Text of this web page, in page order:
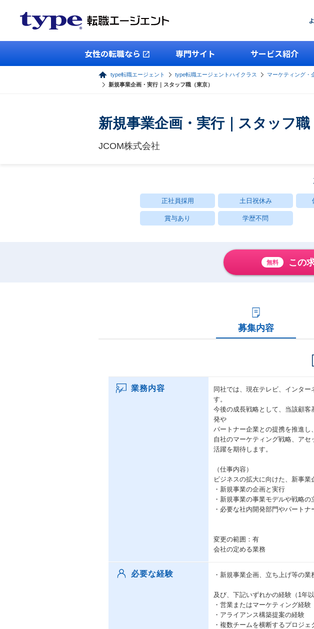
女性の転職なら 専門サイト サービス紹介
type転職エージェント type転職エージェントハイクラス マーケティング・
新規事業企画・実行｜スタッフ職（東京）
新規事業企画・実行｜スタッフ職
JCOM株式会社
正社員採用 土日祝休み
賞与あり 学歴不問
無料 この
募集内容
業務内容
同社では、現在テレビ、インタ
す。
今後の成長戦略として、当該顧
発や
パートナー企業との提携を推進し
自社のマーケティング戦略、ア
活躍を期待します。
（仕事内容）
ビジネスの拡大に向けた、新事業
・新規事業の企画と実行
・新規事業の事業モデルや戦略
・必要な社内開発部門やパートナ
変更の範囲：有
会社の定める業務
必要な経験 ・新規事業企画、立ち上げ等の業
及び、下記いずれかの経験（1年以
・営業またはマーケティング経験
・アライアンス構築提案の経験
・複数チームを横断するプロジ